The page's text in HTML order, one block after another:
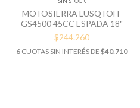
MOTOSIERRA LUSQTOFF
GS4500 45CC ESPADA 18"
$244.260
6 CUOTAS SIN INTERÉS DE $40.710